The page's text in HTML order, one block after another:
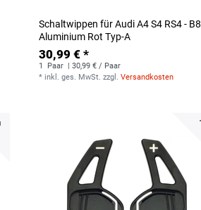
Schaltwippen für Audi A4 S4 RS4 - B8
Aluminium Rot Typ-A
30,99 € *
1 Paar
| 30,99 € / Paar
* inkl. ges. MwSt. zzgl.Versandkosten